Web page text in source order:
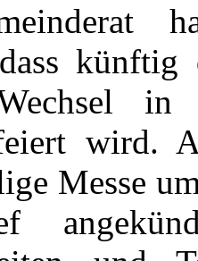
in
wird.
Messe